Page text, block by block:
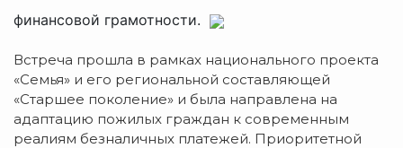
финансовой грамотности.
Встреча прошла в рамках национального проекта
«Семья» и его региональной составляющей
«Старшее поколение» и была направлена на
адаптацию пожилых граждан к современным
реалиям безналичных платежей. Приоритетной